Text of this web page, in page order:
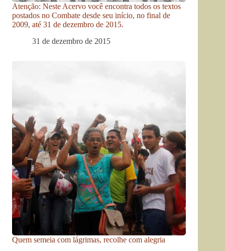
Atenção: Neste Acervo você encontra todos os textos
postados no Combate desde seu início, no final de
2009, até 31 de dezembro de 2015.
31 de dezembro de 2015
Quem semeia com lágrimas, recolhe com alegria